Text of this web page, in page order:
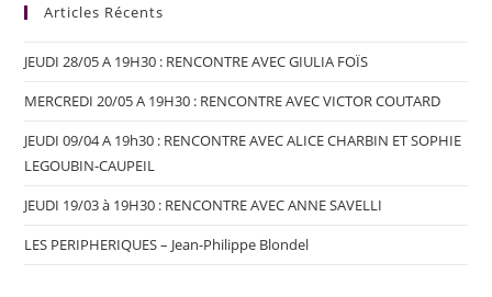
Articles Récents
JEUDI 28/05 A 19H30 : RENCONTRE AVEC GIULIA FOÏS
MERCREDI 20/05 A 19H30 : RENCONTRE AVEC VICTOR COUTARD
JEUDI 09/04 A 19h30 : RENCONTRE AVEC ALICE CHARBIN ET SOPHIE
LEGOUBIN-CAUPEIL
JEUDI 19/03 à 19H30 : RENCONTRE AVEC ANNE SAVELLI
LES PERIPHERIQUES – Jean-Philippe Blondel